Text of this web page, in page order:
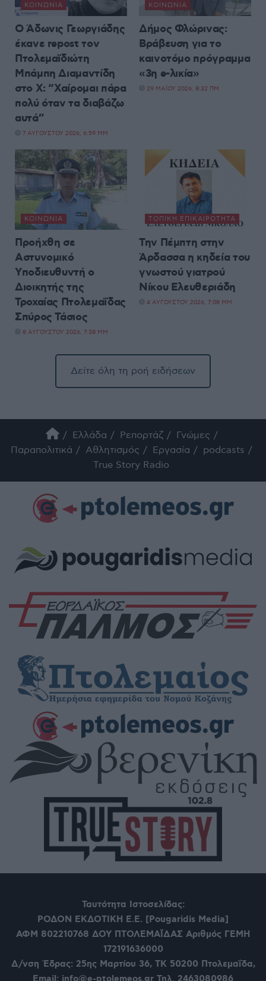
ΚΟΙΝΩΝΊΑ
Ο Άδωνις Γεωργιάδης
έκανε repost τον
Πτολεμαϊδιώτη
Μπάμπη Διαμαντίδη
στο X: “Χαίρομαι πάρα
πολύ όταν τα διαβάζω
αυτά”
7 ΑΥΓΟΎΣΤΟΥ 2026, 6:59 ΜΜ
ΚΟΙΝΩΝΊΑ
Δήμος Φλώρινας:
Βράβευση για το
καινοτόμο πρόγραμμα
«3η e-λικία»
29 ΜΑΪ́ΟΥ 2026, 8:32 ΠΜ
ΚΟΙΝΩΝΊΑ
Προήχθη σε
Αστυνομικό
Υποδιευθυντή ο
Διοικητής της
Τροχαίας Πτολεμαΐδας
Σπύρος Τάσιος
8 ΑΥΓΟΎΣΤΟΥ 2026, 7:38 ΜΜ
ΤΟΠΙΚΉ ΕΠΙΚΑΙΡΌΤΗΤΑ
Την Πέμπτη στην
Άρδασσα η κηδεία του
γνωστού γιατρού
Νίκου Ελευθεριάδη
4 ΑΥΓΟΎΣΤΟΥ 2026, 7:08 ΜΜ
Δείτε όλη τη ροή ειδήσεων
Ελλάδα Ρεπορτάζ
Γνώμες
Παραπολιτικά
Αθλητισμός Εργασία
podcasts
True Story Radio
Ταυτότητα Ιστοσελίδας:
ΡΟΔΟΝ ΕΚΔΟΤΙΚΗ Ε.Ε. [Pougaridis Media]
ΑΦΜ 802210768 ΔΟΥ ΠΤΟΛΕΜΑΪΔΑΣ Αριθμός ΓΕΜΗ
172191636000
Δ/νση Έδρας: 25ης Μαρτίου 36, ΤΚ 50200 Πτολεμαΐδα,